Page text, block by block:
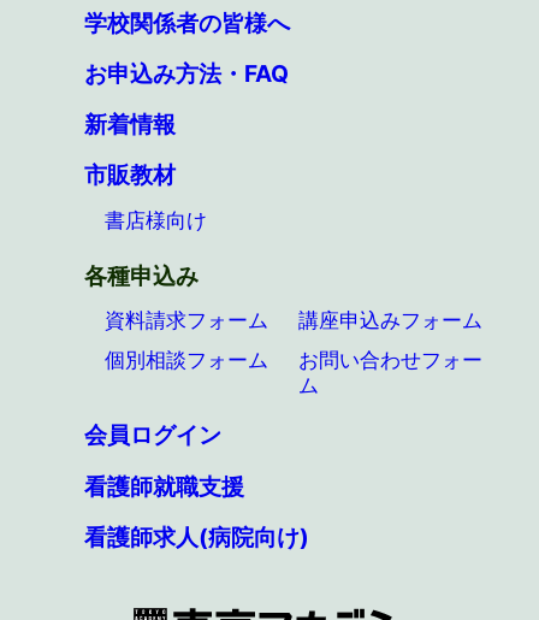
学校関係者の皆様へ
お申込み方法・FAQ
新着情報
市販教材
書店様向け
各種申込み
資料請求フォーム
講座申込みフォーム
個別相談フォーム
お問い合わせフォー
ム
会員ログイン
看護師就職支援
看護師求人(病院向け)